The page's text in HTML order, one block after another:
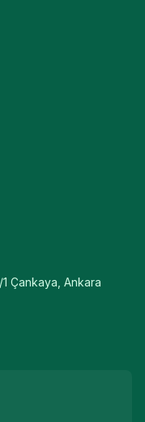
Çankaya, Ankara